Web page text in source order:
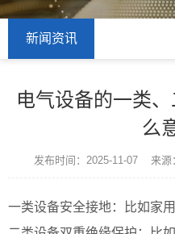
新闻资讯
电气设备的一类
么
发布时间：2025-11-07 来
一类设备安全接地：比如家